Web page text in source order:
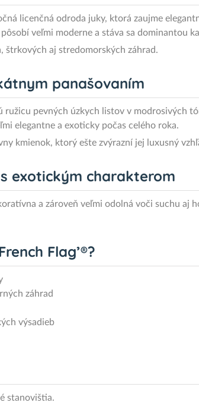
licenčná odroda juky, ktorá zaujme
pôsobí veľmi moderne a stáva sa dominantou
štrkových aj stredomorských záhrad.
panašovaním
ružicu pevných úzkych listov v modrosivých
elegantne a exoticky počas celého roka.
kmienok, ktorý ešte zvýrazní jej luxusný
exotickým charakterom
a zároveň veľmi odolná voči suchu aj
Flag’®?
záhrad
výsadieb
stanovištia.